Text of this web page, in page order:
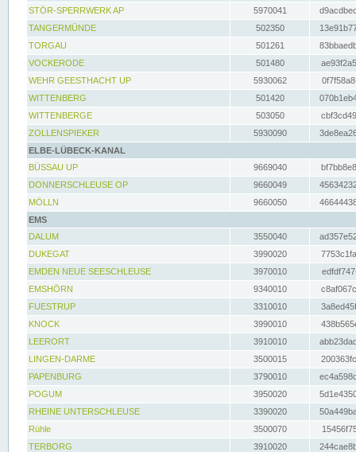
STÖR-SPERRWERK AP 5970041
TANGERMÜNDE
502350
TORGAU
501261
VOCKERODE
501480
WEHR GEESTHACHT UP
5930062
WITTENBERG
501420
WITTENBERGE
503050
ZOLLENSPIEKER
5930090
ELBE-LÜBECK-KANAL
BÜSSAU UP
9669040
DONNERSCHLEUSE OP
9660049
MÖLLN
9660050
EMS
DALUM
3550040
DUKEGAT
3990020
EMDEN NEUE SEESCHLEUSE
3970010
EMSHÖRN
9340010
FUESTRUP
3310010
KNOCK
3990010
LEERORT
3910010
LINGEN-DARME
3500015
PAPENBURG
3790010
POGUM
3950020
RHEINE UNTERSCHLEUSE
3390020
Rühle
3500070
TERBORG
3910020